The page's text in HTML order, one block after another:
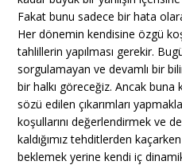
Fakat bunu sadece bir hata
Her dönemin kendisine özgü
tahlillerin yapılması gerekir.
sorgulamayan ve devamlı bir
bir halkı göreceğiz. Ancak buna
sözü edilen çıkarımları
koşullarını değerlendirmek ve
kaldığımız tehditlerden
beklemek yerine kendi iç